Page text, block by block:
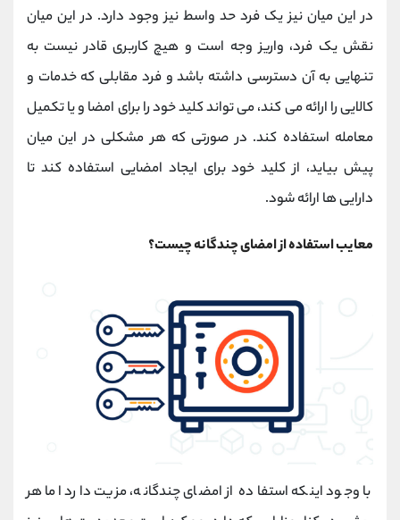
در این میان نیز یک فرد حد واسط نیز وجود دارد. در این میان
نقش یک فرد، واریز وجه است و هیچ کاربری قادر نیست به
تنهایی به آن دسترسی داشته باشد و فرد مقابلی که خدمات و
کالایی را ارائه می کند، می تواند کلید خود را برای امضا و یا تکمیل
معامله استفاده کند. در صورتی که هر مشکلی در این میان
پیش بیاید، از کلید خود برای ایجاد امضایی استفاده کند تا
دارایی ها ارائه شود.
معایب استفاده از امضای چندگانه چیست؟
با وجود اینکه استفاده از امضای چندگانه، مزیت دارد اما هر